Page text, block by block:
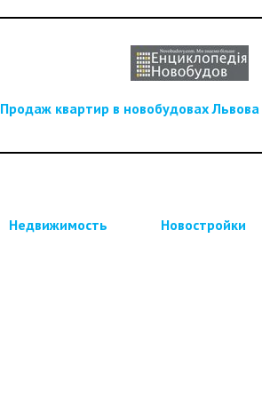
Продаж квартир в новобудовах Львова
Недвижимость Новостройки